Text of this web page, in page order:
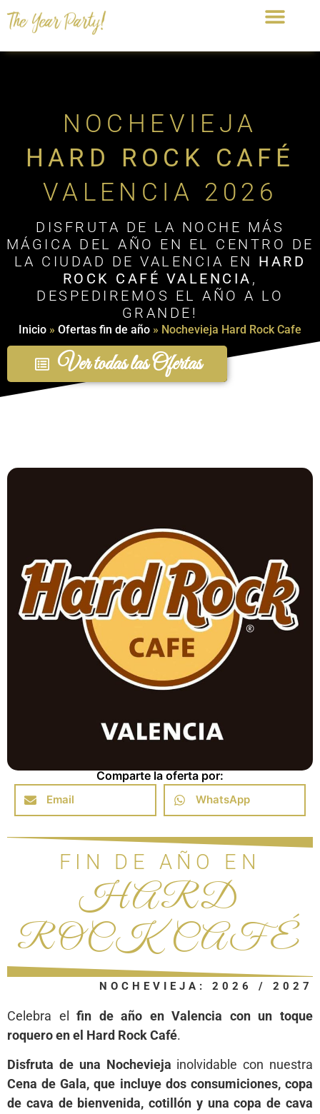
NOCHEVIEJA
HARD ROCK CAFÉ
VALENCIA 2026
DISFRUTA DE LA NOCHE MÁS
MÁGICA DEL AÑO EN EL CENTRO DE
LA CIUDAD DE VALENCIA EN HARD
ROCK CAFÉ VALENCIA ,
DESPEDIREMOS EL AÑO A LO
GRANDE!
Inicio » Ofertas fin de año » Nochevieja Hard Rock Cafe
Ver todas las Ofertas
Comparte la oferta por:
Email WhatsApp
FIN DE AÑO EN
HARD
ROCK CAFÉ
NOCHEVIEJA: 2026 / 2027
Celebra elfin de año en Valencia con un toque
roquero en el Hard Rock Café.
Disfruta de una Nochevieja inolvidable con nuestra
Cena de Gala, que incluye dos consumiciones, copa
de cava de bienvenida, cotillón y una copa de cava